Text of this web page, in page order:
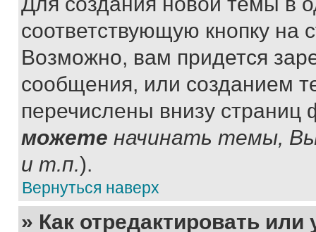
соответствующую кнопку
Возможно, вам придется
сообщения, или созданием
перечислены внизу
можете начинать темы,
и т.п.).
Вернуться наверх
» Как отредактировать